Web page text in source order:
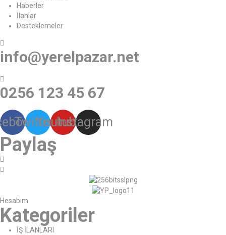
Haberler
İlanlar
Desteklemeler
info@yerelpazar.net
0256 123 45 67
TwitterYoutube
Instagram
Paylaş
Hesabım
Kategoriler
İŞ İLANLARI